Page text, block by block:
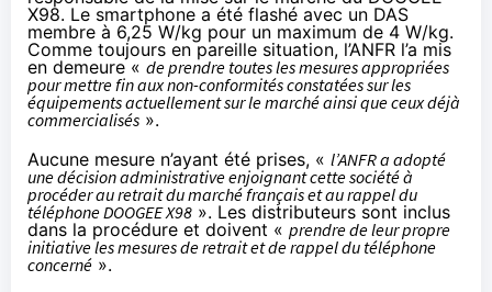
X98. Le smartphone a été flashé avec un DAS
membre à 6,25 W/kg pour un maximum de 4 W/kg.
Comme toujours en pareille situation, l’ANFR l’a mis
en demeure« de prendre toutes les mesures appropriées
pour mettre fin aux non-conformités constatées sur les
équipements actuellement sur le marché ainsi que ceux déjà
commercialisés ».
Aucune mesure n’ayant été prises, « l’ANFR a adopté
une décision administrative enjoignant cette société à
procéder au retrait du marché français et au rappel du
téléphone DOOGEE X98 ». Les distributeurs sont inclus
dans la procédure et doivent « prendre de leur propre
initiative les mesures de retrait et de rappel du téléphone
concerné ».